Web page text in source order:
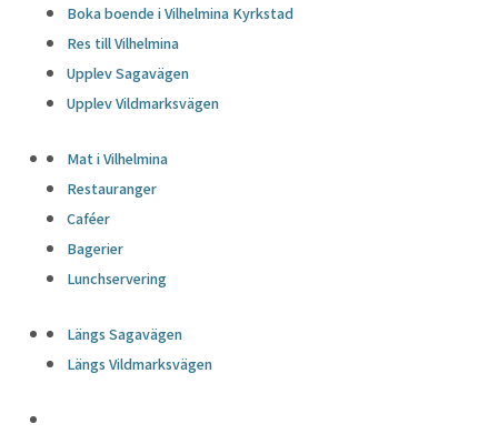
Boka boende i Vilhelmina Kyrkstad
Res till Vilhelmina
Upplev Sagavägen
Upplev Vildmarksvägen
Mat i Vilhelmina
Restauranger
Caféer
Bagerier
Lunchservering
Längs Sagavägen
Längs Vildmarksvägen